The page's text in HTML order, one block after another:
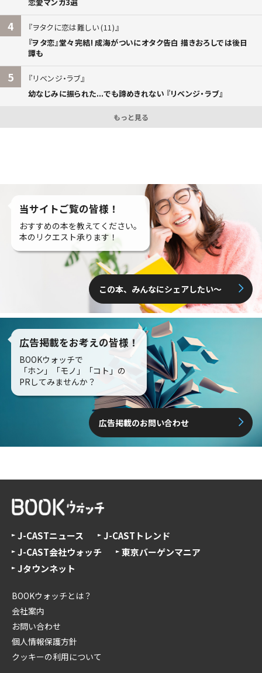
4
ヲタクに恋は難しい (11)
『ヲタ恋』堂々完結! 成海がついにオタク告白 描きおろしでは後日
譚も
5
リベンジ・ラブ
幼なじみに振られた...でも諦めきれない 『リベンジ・ラブ』
もっと見る
当サイトご覧の皆様！
おすすめの本を教えてください。
本のリクエスト承ります！
この本、みんなにシェアしたい〜
広告掲載をお考えの皆様！
BOOKウォッチで
「ホン」「モノ」「コト」の
PRしてみませんか？
広告掲載のお問い合わせ
J-CASTニュース
J-CASTトレンド
J-CAST会社ウォッチ
東京バーゲンマニア
Jタウンネット
BOOKウォッチとは？
会社案内
お問い合わせ
個人情報保護方針
クッキーの利用について